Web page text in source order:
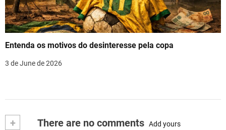
Entenda os motivos do desinteresse pela copa
3 de June de 2026
+ There are no comments Add yours